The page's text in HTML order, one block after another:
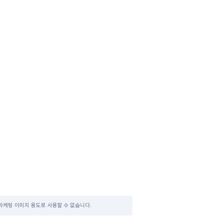
팅 이미지 용도로 사용할 수 없습니다.